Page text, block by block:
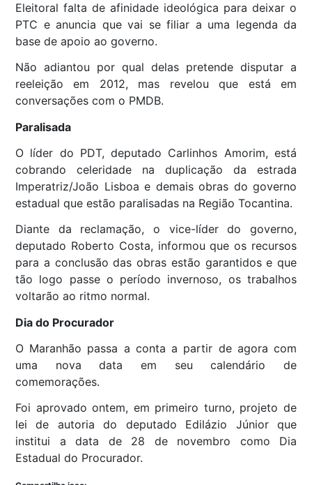
Eleitoral falta de afinidade ideológica para deixar o
PTC e anuncia que vai se filiar a uma legenda da
base de apoio ao governo.
Não adiantou por qual delas pretende disputar a
reeleição em 2012, mas revelou que está em
conversações com o PMDB.
Paralisada
O líder do PDT, deputado Carlinhos Amorim, está
cobrando celeridade na duplicação da estrada
Imperatriz/João Lisboa e demais obras do governo
estadual que estão paralisadas na Região Tocantina.
Diante da reclamação, o vice-líder do governo,
deputado Roberto Costa, informou que os recursos
para a conclusão das obras estão garantidos e que
tão logo passe o período invernoso, os trabalhos
voltarão ao ritmo normal.
Dia do Procurador
O Maranhão passa a conta a partir de agora com
uma nova data em seu calendário de
comemorações.
Foi aprovado ontem, em primeiro turno, projeto de
lei de autoria do deputado Edilázio Júnior que
institui a data de 28 de novembro como Dia
Estadual do Procurador.